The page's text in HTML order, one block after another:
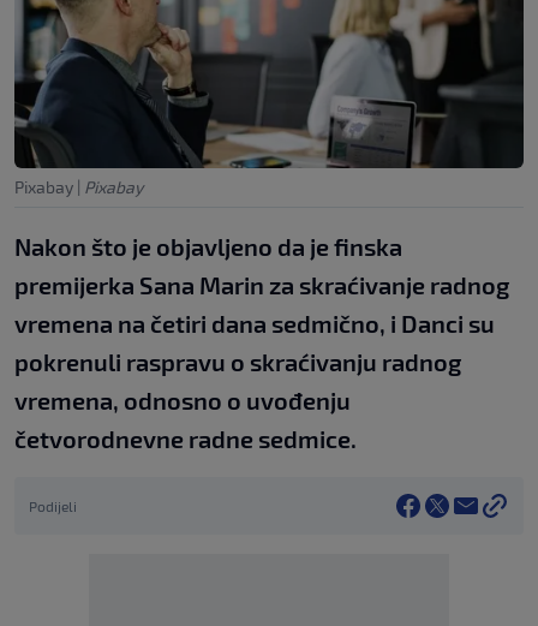
Pixabay | Pixabay
Nakon što je objavljeno da je finska
premijerka Sana Marin za skraćivanje radnog
vremena na četiri dana sedmično, i Danci su
pokrenuli raspravu o skraćivanju radnog
vremena, odnosno o uvođenju
četvorodnevne radne sedmice.
Podijeli